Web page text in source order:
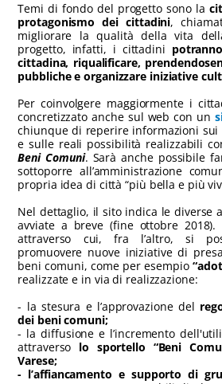
Temi di fondo del progetto sono la
protagonismo dei cittadini,
migliorare la qualità della vita
progetto, infatti, i cittadini
cittadina, riqualificare,
pubbliche e organizzare iniziative
Per coinvolgere maggiormente i
concretizzato anche sul web con un
chiunque di reperire informazioni
e sulle reali possibilità realizzabili
Beni Comuni. Sarà anche possibile
sottoporre all’amministrazione
propria idea di città “più bella e più
Nel dettaglio, il sito indica le diverse
avviate a breve (fine ottobre
attraverso cui, fra l’altro, si
promuovere nuove iniziative di
beni comuni, come per esempio
realizzate e in via di realizzazione:
- la stesura e l’approvazione del
dei beni comuni;
- la diffusione e l’incremento
attraverso lo sportello “Beni
Varese;
- l’affiancamento e supporto di